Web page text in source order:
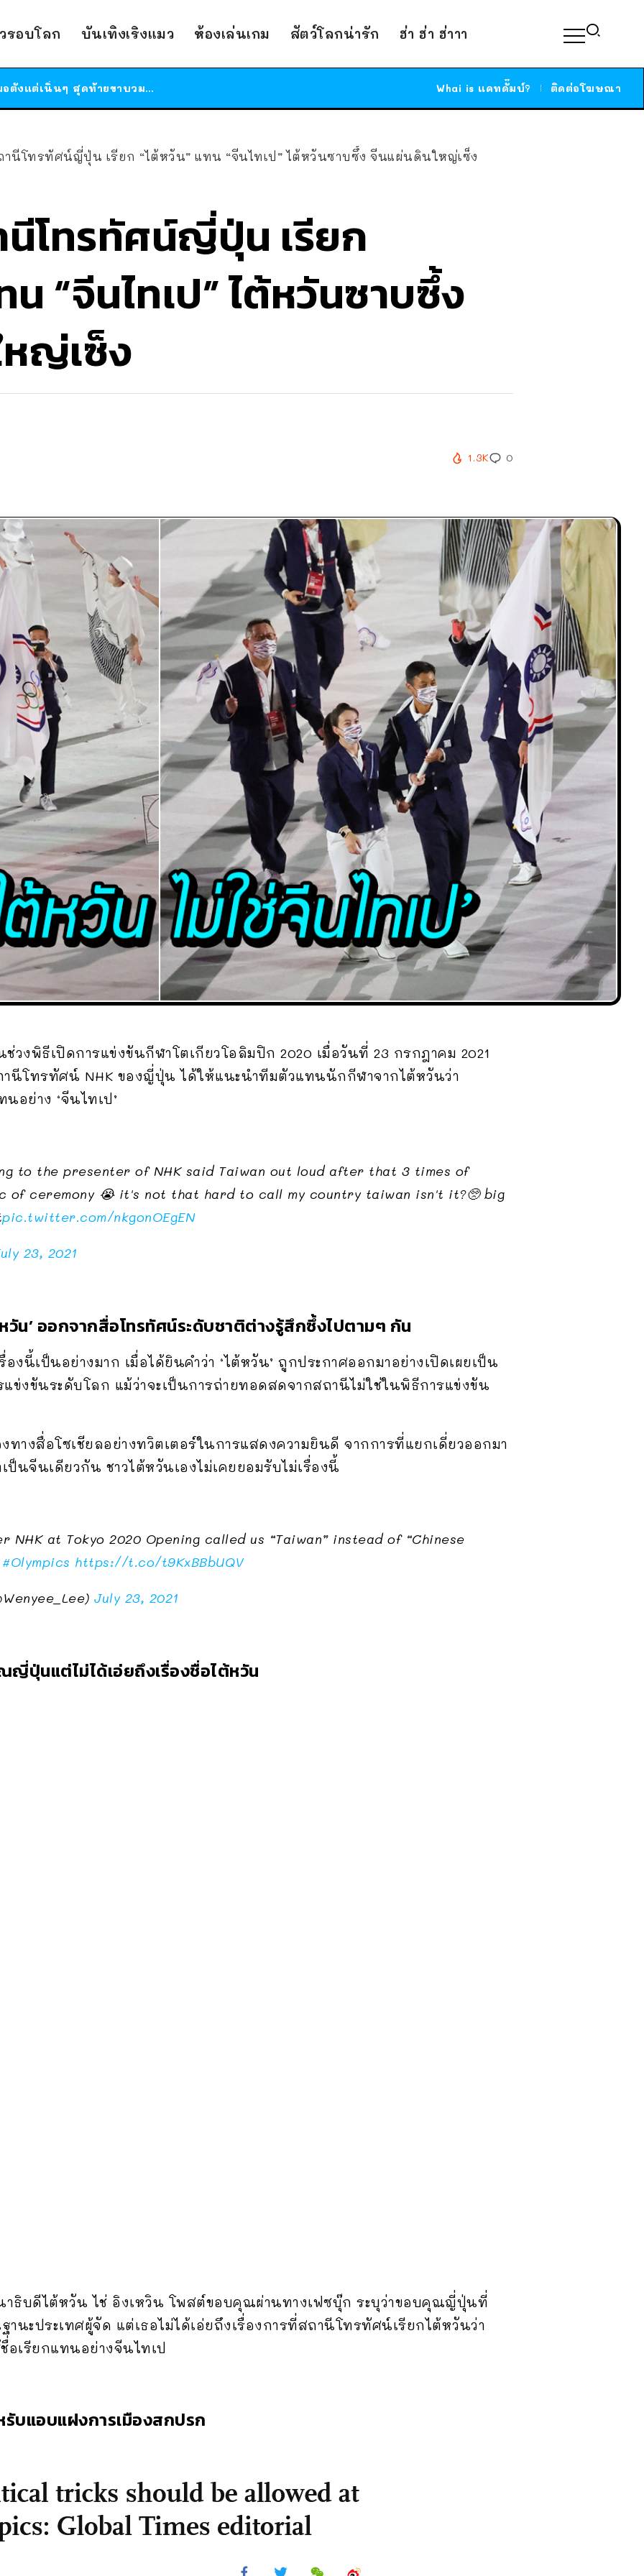
รอบโลก บันเทิงเริงแมว ห้องเล่นเกม สัตว์โลกน่ารัก ฮ่า ฮ่า ฮ่าาา
ร้านอาหารในนิวยอร์กประกาศปิดตัวลง หลังอยู่มานานกว่า 45 ปี ติดป้ายขอบคุณลูกค้าทุกคน แถมสูตรทำไวท์ซอสให้แบบจัดเต็ม
ได้เวลาเด็กหนวดรวมตัว RF Online Next เปิดให้เล่นแล้ว เกม Sci-Fi MMORPG ระดับตำนาน เล่นได้ทั้งมือถือและ PC Whai is แคทดั๊มบ์? ติดต่อโฆษณา
านีโทรทัศน์ญี่ปุ่น เรียก “ไต้หวัน” แทน “จีนไทเป” ไต้หวันซาบซึ้ง จีนแผ่นดินใหญ่เซ็ง
นีโทรทัศน์ญี่ปุ่น เรียก
น “จีนไทเป” ไต้หวันซาบซึ้ง
ญ่เซ็ง
1.3K 0
วงพิธีเปิดการแข่งขันกีฬาโตเกียวโอลิมปิก 2020 เมื่อวันที่ 23 กรกฎาคม 2021
นีโทรทัศน์ NHK ของญี่ปุ่น ได้ให้แนะนำทีมตัวแทนนักกีฬาจากไต้หวันว่า
อย่าง ‘จีนไทเป’
to the presenter of NHK said Taiwan out loud after that 3 times of
of ceremony 😭 it's not that hard to call my country taiwan isn't it?🥺 big
pic.twitter.com/nkgonOEgEN
23, 2021
วัน’ ออกจากสื่อโทรทัศน์ระดับชาติต่างรู้สึกซึ้งไปตามๆ กัน
งนี้เป็นอย่างมาก เมื่อได้ยินคำว่า ‘ไต้หวัน’ ถูกประกาศออกมาอย่างเปิดเผยเป็น
ข่งขันระดับโลก แม้ว่าจะเป็นการถ่ายทอดสดจากสถานีไม่ใช่ในพิธีการแข่งขัน
ทางสื่อโซเชียลอย่างทวิตเตอร์ในการแสดงความยินดี จากการที่แยกเดี่ยวออกมา
นจีนเดียวกัน ชาวไต้หวันเองไม่เคยยอมรับไม่เรื่องนี้
NHK at Tokyo 2020 Opening called us “Taiwan” instead of “Chinese
#Olympics https://t.co/t9KxBBbUQV
July 23, 2021
ปุ่นแต่ไม่ได้เอ่ยถึงเรื่องชื่อไต้หวัน
าธิบดีไต้หวัน ไช่ อิงเหวิน โพสต์ขอบคุณผ่านทางเฟซบุ๊ก ระบุว่าขอบคุณญี่ปุ่นที่
นะประเทศผู้จัด แต่เธอไม่ได้เอ่ยถึงเรื่องการที่สถานีโทรทัศน์เรียกไต้หวันว่า
เรียกแทนอย่างจีนไทเป
บแอบแฝงการเมืองสกปรก